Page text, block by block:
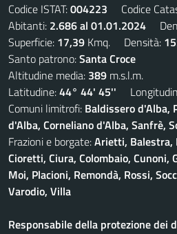
Codice ISTAT:004223 Codice
Abitanti: 2.686 al 01.01.2024
Superficie: 17,39 Kmq. Densità:
Santo patrono:Santa Croce
Altitudine media: 389 m.s.l.m.
Latitudine:44° 44' 45''
Comuni limitrofi: Baldissero d'Alba,
d'Alba, Corneliano d'Alba, Sanfrè,
Frazioni e borgate:Arietti, Balestra,
Cioretti, Ciura, Colombaio, Cunoni,
Moi, Placioni, Remondà, Rossi,
Varodio, Villa
Responsabile della protezione dei